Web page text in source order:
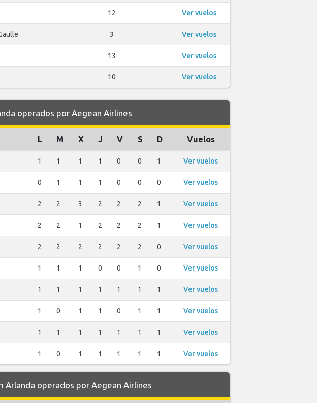
12 Ver vuelos
3 Ver vuelos
13 Ver vuelos
10 Ver vuelos
operados por Aegean Airlines
L M X J V S D Vuelos
1 1 1 1 0 0 1 Ver vuelos
0 1 1 1 0 0 0 Ver vuelos
2 2 3 2 2 2 1 Ver vuelos
2 2 1 2 2 2 1 Ver vuelos
2 2 2 2 2 2 0 Ver vuelos
1 1 1 0 0 1 0 Ver vuelos
1 1 1 1 1 1 1 Ver vuelos
1 0 1 1 0 1 1 Ver vuelos
1 1 1 1 1 1 1 Ver vuelos
1 0 1 1 1 1 1 Ver vuelos
operados por Aegean Airlines